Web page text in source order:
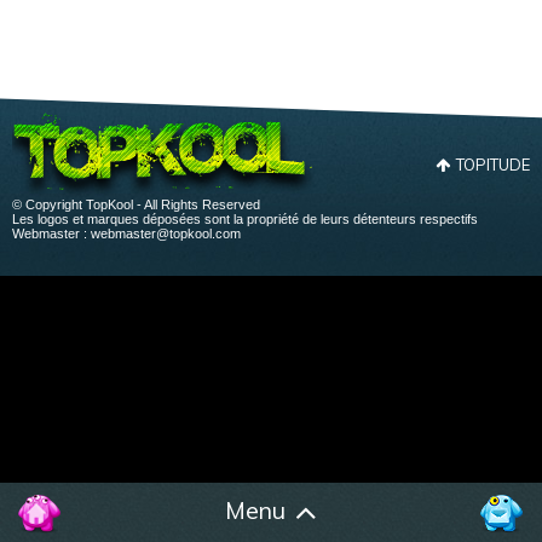
Menu
TOPITUDE
© Copyright TopKool - All Rights Reserved
Les logos et marques déposées sont la propriété de leurs détenteurs respectifs
Webmaster : webmaster@topkool.com